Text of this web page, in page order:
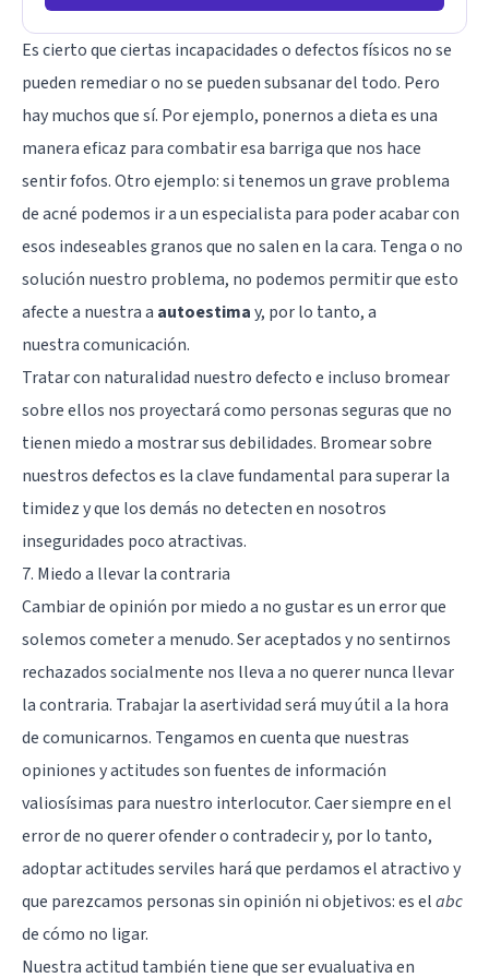
Es cierto que ciertas incapacidades o defectos físicos no se
pueden remediar o no se pueden subsanar del todo. Pero
hay muchos que sí. Por ejemplo, ponernos a dietaes una
manera eficaz para combatir esa barriga que nos hace
sentir fofos. Otro ejemplo: si tenemos un grave problema
de acné podemos ir a un especialista para poder acabar con
esos indeseables granos que no salen en la cara. Tenga o no
solución nuestro problema, no podemos permitir que esto
afecte a nuestra a autoestimay, por lo tanto, a
nuestracomunicación.
Tratar con naturalidad nuestro defecto e incluso bromear
sobre ellos nos proyectará como personas seguras que no
tienen miedo a mostrar sus debilidades. Bromear sobre
nuestros defectos es la clave fundamental parasuperar la
timidezy que los demás no detecten en nosotros
inseguridades poco atractivas.
7. Miedo a llevar la contraria
Cambiar de opinión por miedo a no gustar es un error que
solemos cometer a menudo. Ser aceptados y no sentirnos
rechazados socialmente nos lleva a no querer nunca llevar
la contraria. Trabajar la asertividadserá muy útil a la hora
de comunicarnos. Tengamos en cuenta que nuestras
opiniones y actitudes son fuentes de información
valiosísimas para nuestro interlocutor. Caer siempre en el
error de no querer ofender o contradecir y, por lo tanto,
adoptar actitudes serviles hará que perdamos el atractivo y
que parezcamos personas sin opinión ni objetivos: es elabc
de cómo no ligar.
Nuestra actitud también tiene que ser evualuativa en